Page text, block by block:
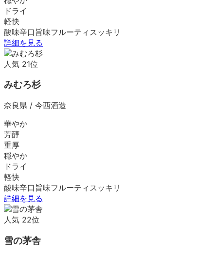
ドライ
軽快
酸味辛口 旨味フルーティ スッキリ
詳細を見る
人気 21位
みむろ杉
奈良県 / 今西酒造
華やか
芳醇
重厚
穏やか
ドライ
軽快
酸味辛口 旨味フルーティ スッキリ
詳細を見る
人気 22位
雪の茅舎